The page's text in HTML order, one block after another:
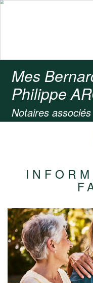
Mes
Philippe
Notaires associés